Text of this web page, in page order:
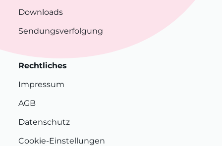
Downloads
Sendungsverfolgung
Rechtliches
Impressum
AGB
Datenschutz
Cookie-Einstellungen